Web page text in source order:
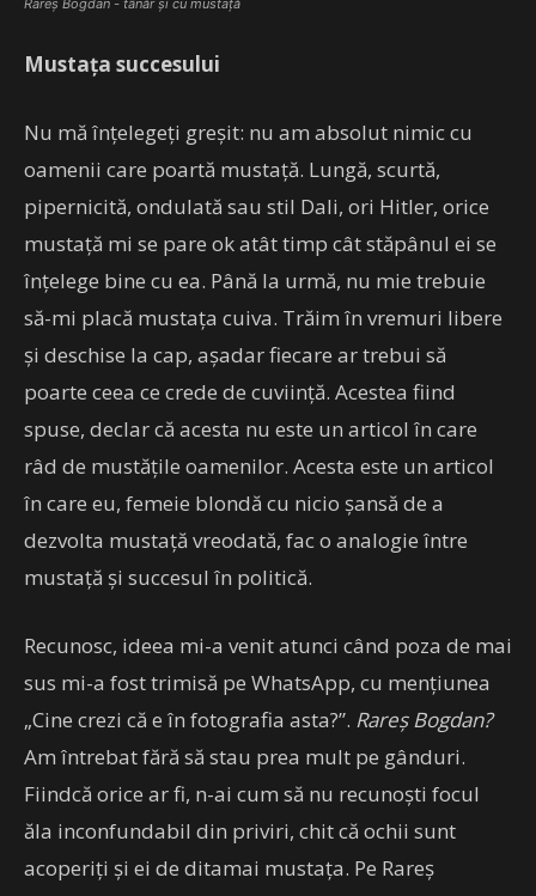
Rareș Bogdan - tânăr și cu mustață
Mustața succesului
Nu mă înțelegeți greșit: nu am absolut nimic cu
oamenii care poartă mustață. Lungă, scurtă,
pipernicită, ondulată sau stil Dali, ori Hitler, orice
mustață mi se pare ok atât timp cât stăpânul ei se
înțelege bine cu ea. Până la urmă, nu mie trebuie
să-mi placă mustața cuiva. Trăim în vremuri libere
și deschise la cap, așadar fiecare ar trebui să
poarte ceea ce crede de cuviință. Acestea fiind
spuse, declar că acesta nu este un articol în care
râd de mustățile oamenilor. Acesta este un articol
în care eu, femeie blondă cu nicio șansă de a
dezvolta mustață vreodată, fac o analogie între
mustață și succesul în politică.
Recunosc, ideea mi-a venit atunci când poza de mai
sus mi-a fost trimisă pe WhatsApp, cu mențiunea
„Cine crezi că e în fotografia asta?”. Rareș Bogdan?
Am întrebat fără să stau prea mult pe gânduri.
Fiindcă orice ar fi, n-ai cum să nu recunoști focul
ăla inconfundabil din priviri, chit că ochii sunt
acoperiți și ei de ditamai mustața. Pe Rareș